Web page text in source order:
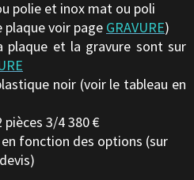
polie et inox mat ou poli
voir page GRAVURE)
plaque et la gravure sont sur
noir (voir le tableau en
pièces 3/4 380 €
fonction des options (sur
devis)